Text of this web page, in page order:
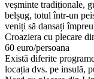
veșminte tradiționale,
belșug, totul într-un
veniți să dansați
Croaziera cu plecare
60 euro/persoana
Există diferite
locația dvs. pe insulă,